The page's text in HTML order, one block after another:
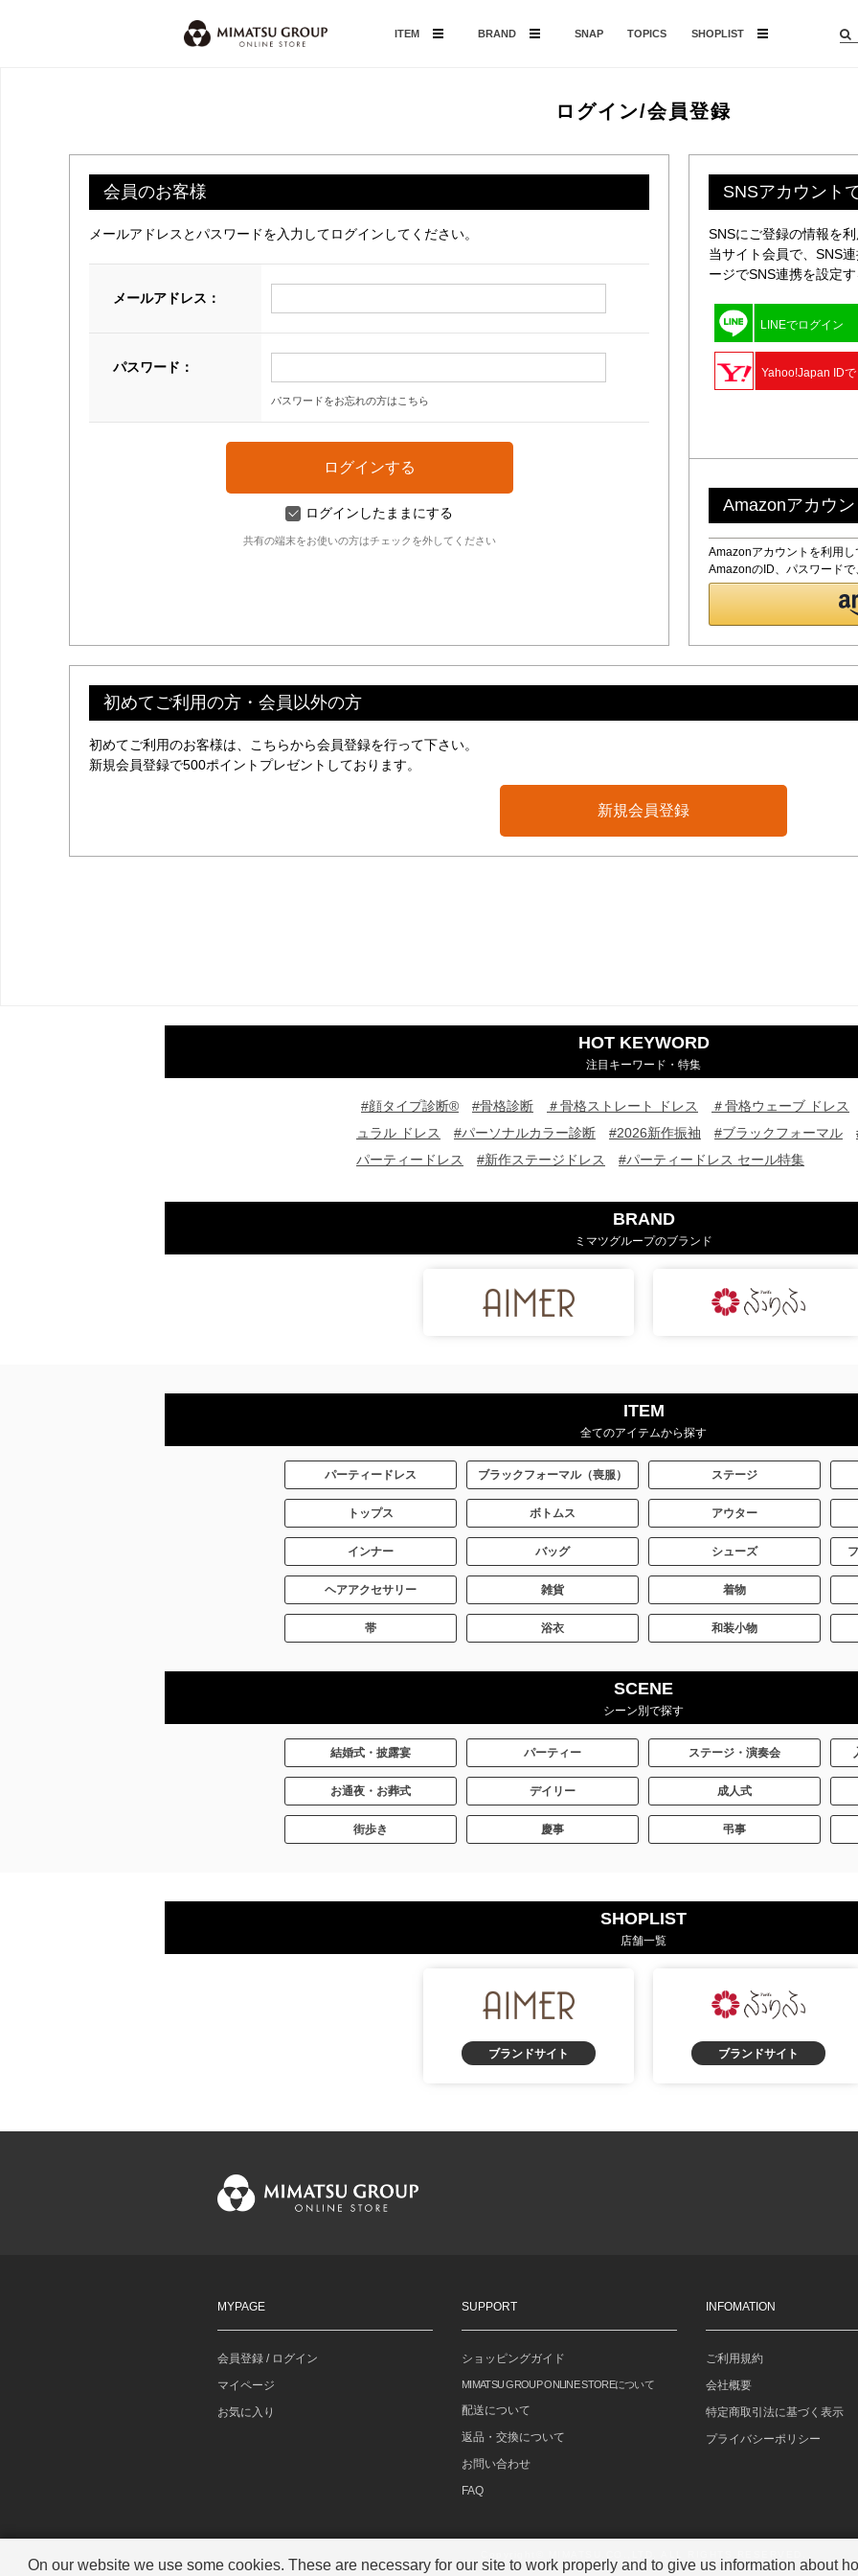
ITEM BRAND SNAP TOPICS SHOPLIST
ログイン/会員登録
会員のお客様
メールアドレスとパスワードを入力してログインしてください。
メールアドレス：
パスワード：
パスワードをお忘れの方はこちら
ログインしたままにする
共有の端末をお使いの方はチェックを外してください
SNSアカウント
SNSにご登録の情報を
当サイト会員で、SNS
ージでSNS連携を設定す
LINEでログイン
Yahoo!Japan ID
Amazonアカウ
Amazonアカウントを利用し
AmazonのID、パスワードで
初めてご利用の方・会員以外の方
初めてご利用のお客様は、こちらから会員登録を行って下さい。
新規会員登録で500ポイントプレゼントしております。
HOT KEYWORD
注目キーワード・特集
#顔タイプ診断® #骨格診断 ＃骨格ストレート ドレス ＃骨格ウェーブ ドレス
ュラル ドレス
#パーソナルカラー診断 #2026新作振袖 #ブラックフォーマル
パーティードレス
#新作ステージドレス #パーティードレス セール特集
BRAND
ミマツグループのブランド
ITEM
全てのアイテムから探す
パーティードレス ブラックフォーマル（喪服） ステージ
トップス ボトムス アウター
インナー バッグ シューズ
ヘアアクセサリー 雑貨 着物
帯 浴衣 和装小物
SCENE
シーン別で探す
結婚式・披露宴 パーティー ステージ・演奏会
お通夜・お葬式 デイリー 成人式
街歩き 慶事 弔事
SHOPLIST
店舗一覧
ブランドサイト ブランドサイト
MYPAGE
会員登録 / ログイン
マイページ
お気に入り
SUPPORT
ショッピングガイド
MIMATSU GROUP ONLINE STOREについて
配送について
返品・交換について
お問い合わせ
FAQ
INFOMATION
ご利用規約
会社概要
特定商取引法に基づく表示
プライバシーポリシー
On our website we use some cookies. These are necessary for our site to work properly and to give us information about